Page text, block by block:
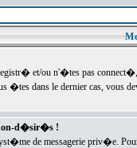
et/ou n'�tes pas
�tes dans le dernier cas, vous
non-d�sir�s !
de messagerie priv�e.